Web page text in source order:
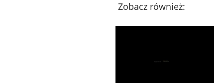
Zobacz również: